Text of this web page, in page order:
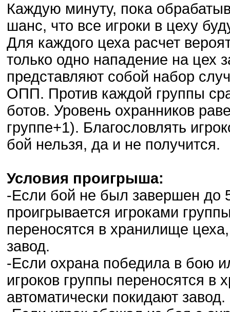
Каждую минуту, пока
шанс, что все игроки в цеху
Для каждого цеха расчет
только одно нападение на цех
представляют собой набор
ОПП. Против каждой группы
ботов. Уровень охранников
группе+1). Благословлять
бой нельзя, да и не получится.
Условия проигрыша:
-Если бой не был завершен до
проигрывается игроками
переносятся в хранилище
завод.
-Если охрана победила в бою
игроков группы переносятся
автоматически покидают завод.